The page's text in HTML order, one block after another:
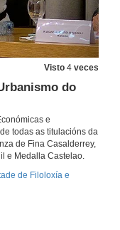
Visto 4 veces
do
e
todas as titulacións da
de Fina Casalderrey,
e Medalla Castelao.
de Filoloxía e
Intervención da representante dos estudantes de linguas estranxeiras
Intervención do primeiro representante dos estudantes de Tradución e Interpretación